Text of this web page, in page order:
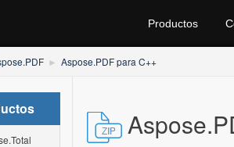
Productos
Aspose.PDF para C++